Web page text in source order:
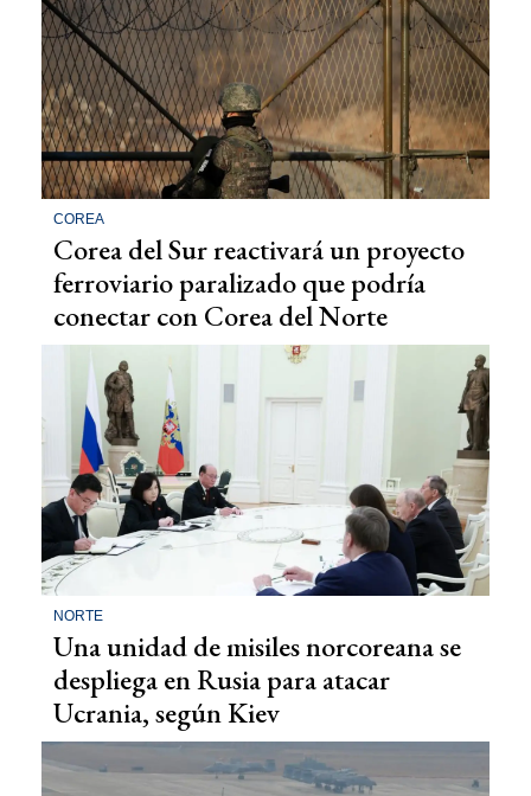
COREA
Corea del Sur reactivará un proyecto
ferroviario paralizado que podría
conectar con Corea del Norte
NORTE
Una unidad de misiles norcoreana se
despliega en Rusia para atacar
Ucrania, según Kiev